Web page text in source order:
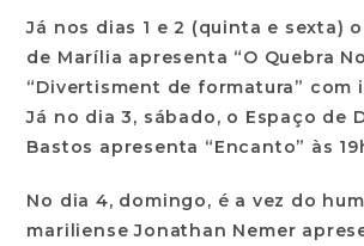
Já nos dias 1 e 2 (quinta e sexta)
de Marília apresenta “O Quebra
“Divertisment de formatura” com
Já no dia 3, sábado, o Espaço de
Bastos apresenta “Encanto” às
No dia 4, domingo, é a vez do
mariliense Jonathan Nemer